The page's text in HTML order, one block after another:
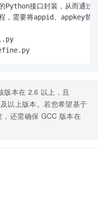
Python接口封装，从而通过
需要将appid、appkey替换
版本在 2.6 以上，且
及以上版本。若您希望基于
，还需确保 GCC 版本在